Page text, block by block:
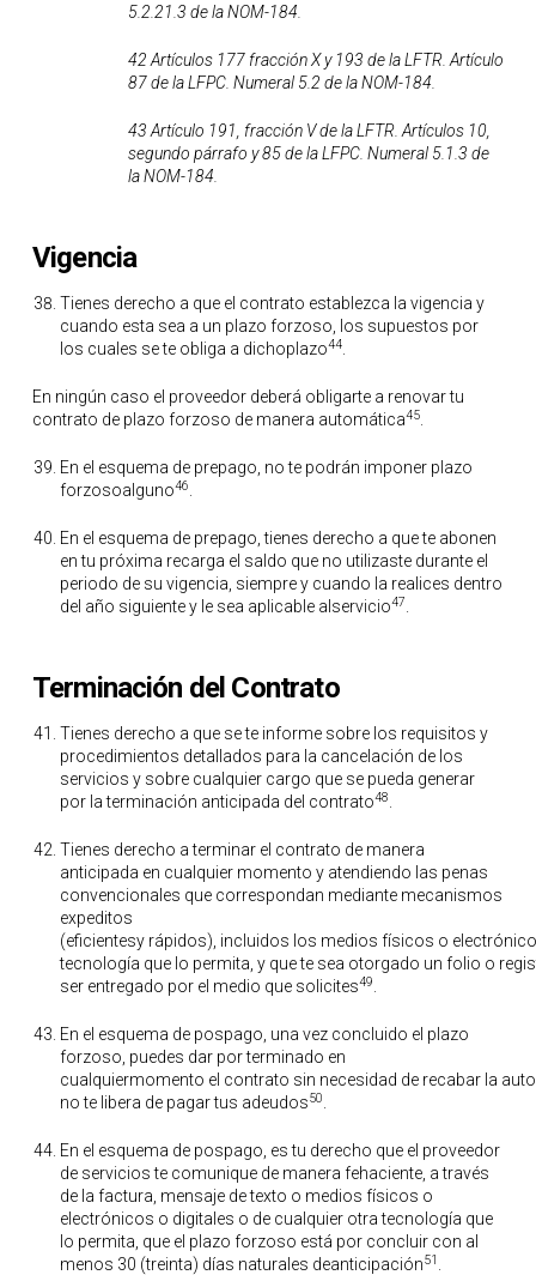
5.2.21.3 de la NOM-184.
42 Artículos 177 fracción X y 193 de la LFTR. Artículo
87 de la LFPC. Numeral 5.2 de la NOM-184.
43 Artículo 191, fracción V de la LFTR. Artículos 10,
segundo párrafo y 85 de la LFPC. Numeral 5.1.3 de
la NOM-184.
Vigencia
Tienes derecho a que el contrato establezca la vigencia y
cuando esta sea a un plazo forzoso, los supuestos por
los cuales se te obliga a dichoplazo44
En ningún caso el proveedor deberá obligarte a renovar tu
contrato de plazo forzoso de manera automática45.
En el esquema de prepago, no te podrán imponer plazo
forzosoalguno46
En el esquema de prepago, tienes derecho a que te abonen
en tu próxima recarga el saldo que no utilizaste durante el
periodo de su vigencia, siempre y cuando la realices dentro
del año siguiente y le sea aplicable alservicio47
Terminación del Contrato
Tienes derecho a que se te informe sobre los requisitos y
procedimientos detallados para la cancelación de los
servicios y sobre cualquier cargo que se pueda generar
por la terminación anticipada del contrato48
Tienes derecho a terminar el contrato de manera
anticipada en cualquier momento y atendiendo las penas
convencionales que correspondan mediante mecanismos
expeditos
(eficientesy rápidos), incluidos los medios físicos o
tecnología que lo permita, y que te sea otorgado un folio o
ser entregado por el medio que solicites49
En el esquema de pospago, una vez concluido el plazo
forzoso, puedes dar por terminado en
cualquiermomento el contrato sin necesidad de recabar la
no te libera de pagar tus adeudos50
En el esquema de pospago, es tu derecho que el proveedor
de servicios te comunique de manera fehaciente, a través
de la factura, mensaje de texto o medios físicos o
electrónicos o digitales o de cualquier otra tecnología que
lo permita, que el plazo forzoso está por concluir con al
menos 30 (treinta) días naturales deanticipación51